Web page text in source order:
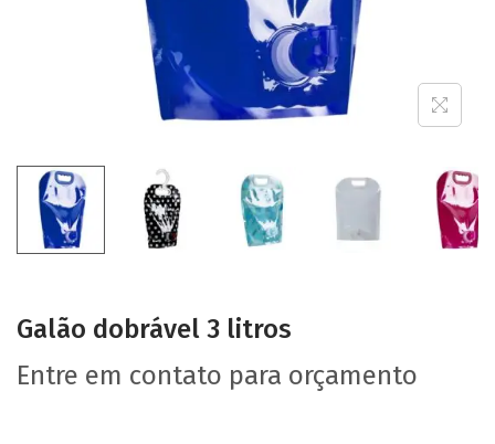
Galão dobrável 3 litros
Entre em contato para orçamento